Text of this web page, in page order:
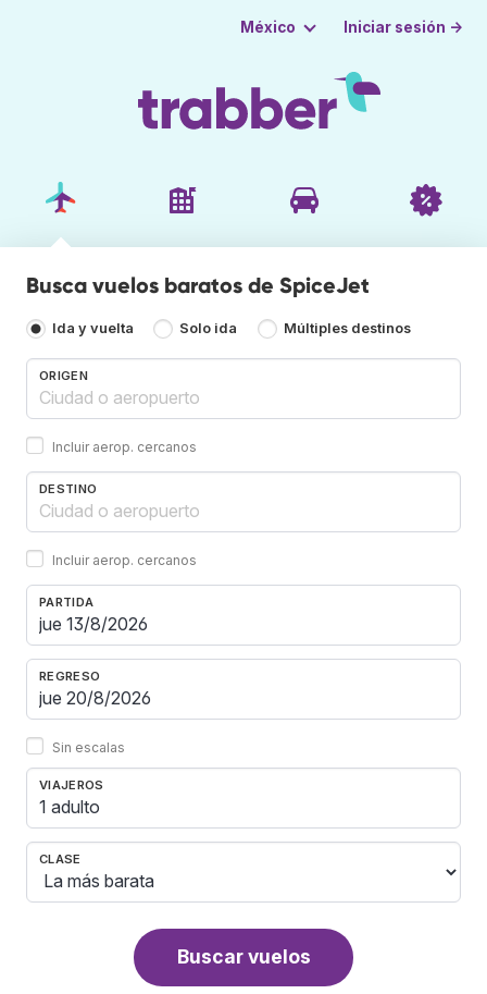
México Iniciar sesión →
Busca vuelos baratos de SpiceJet
Ida y vuelta Solo ida Múltiples destinos
ORIGEN
Incluir aerop. cercanos
DESTINO
Incluir aerop. cercanos
PARTIDA
REGRESO
Sin escalas
VIAJEROS
1 adulto
CLASE
Buscar vuelos